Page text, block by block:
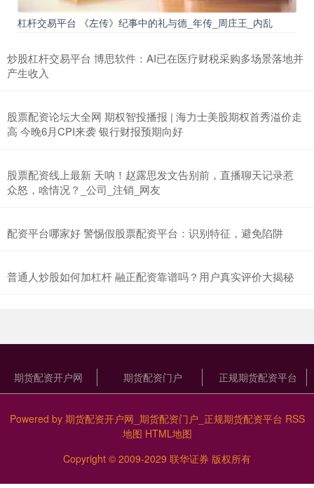
杠杆交易平台 《左传》纪事中的礼与德_年传_周庄王_内乱
炒股杠杆交易平台 博思软件：AI已在医疗财税采购多场景落地并
产生收入
股票配资论坛大全网 期权智投播报 | 海力士美股期权首秀溢价走
高 今晚6月CPI来袭 银行财报预期向好
股票配资线上最新 天呐！赵露思发文告别前，直播聊天记录惹
众怒，啥情况？_公司_注销_网友
配资平台哪家好 警惕假股票配资平台：识别特征，避免陷阱
普通人炒股如何加杠杆 融正配资靠谱吗？用户真实评价大揭秘
期货配资开户网 期货配资门户 正规期货配资平台
Powered by 期货配资开户网_期货配资门户_正规期货配资平台 RSS
地图 HTML地图
Copyright © 2009-2029 联华证券 版权所有